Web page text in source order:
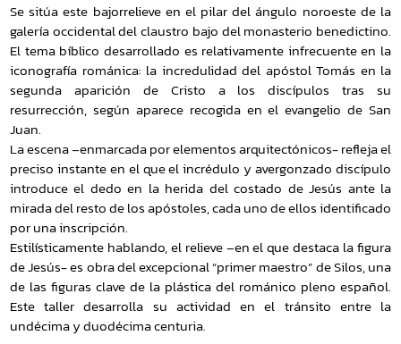
Se sitúa este bajorrelieve en el pilar del ángulo noroeste de la
galería occidental del claustro bajo del monasterio benedictino.
El tema bíblico desarrollado es relativamente infrecuente en la
iconografía románica: la incredulidad del apóstol Tomás en la
segunda aparición de Cristo a los discípulos tras su
resurrección, según aparece recogida en el evangelio de San
Juan.
La escena –enmarcada por elementos arquitectónicos- refleja el
preciso instante en el que el incrédulo y avergonzado discípulo
introduce el dedo en la herida del costado de Jesús ante la
mirada del resto de los apóstoles, cada uno de ellos identificado
por una inscripción.
Estilísticamente hablando, el relieve –en el que destaca la figura
de Jesús- es obra del excepcional “primer maestro” de Silos, una
de las figuras clave de la plástica del románico pleno español.
Este taller desarrolla su actividad en el tránsito entre la
undécima y duodécima centuria.